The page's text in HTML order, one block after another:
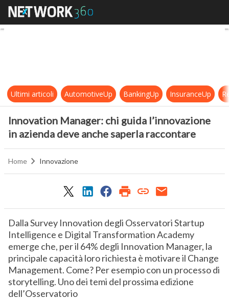
Innovation Manager: chi guida
Ultimi articoli AutomotiveUp BankingUp InsuranceUp
Innovation Manager: chi guida l’innovazione
in azienda deve anche saperla raccontare
Home Innovazione
Dalla Survey Innovation degli Osservatori Startup
Intelligence e Digital Transformation Academy
emerge che, per il 64% degli Innovation Manager, la
principale capacità loro richiesta è motivare il Change
Management. Come? Per esempio con un processo di
storytelling. Uno dei temi del prossima edizione
dell’Osservatorio